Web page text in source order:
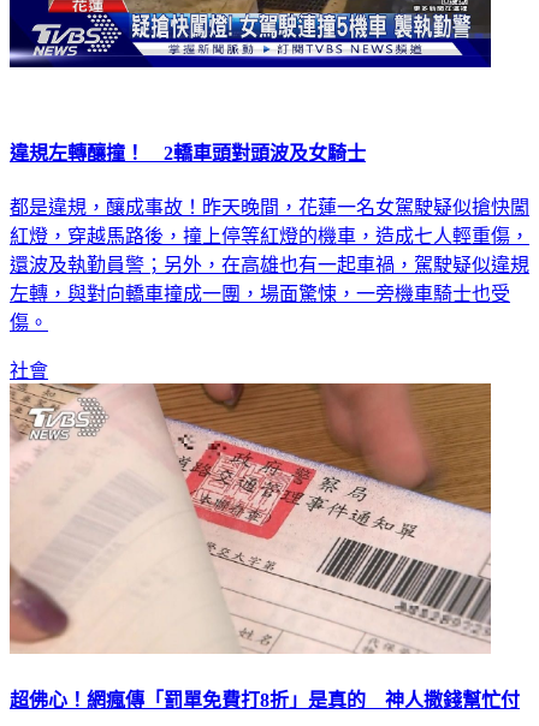
違規左轉釀撞！ 2轎車頭對頭波及女騎士
都是違規，釀成事故！昨天晚間，花蓮一名女駕駛疑似搶快闖
紅燈，穿越馬路後，撞上停等紅燈的機車，造成七人輕重傷，
還波及執勤員警；另外，在高雄也有一起車禍，駕駛疑似違規
左轉，與對向轎車撞成一團，場面驚悚，一旁機車騎士也受
傷。
社會
超佛心！網瘋傳「罰單免費打8折」是真的 神人撒錢幫忙付